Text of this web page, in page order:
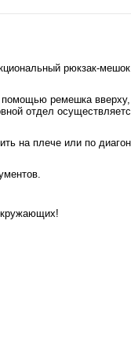
рюкзак-
ремешка
отдел
на плече или по